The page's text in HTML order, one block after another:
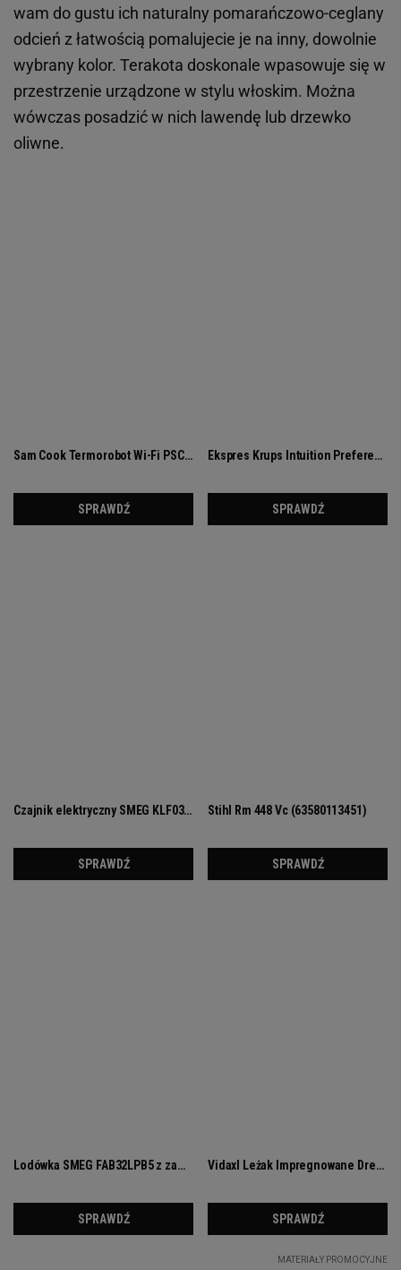
wam do gustu ich naturalny pomarańczowo-ceglany
odcień z łatwością pomalujecie je na inny, dowolnie
wybrany kolor. Terakota doskonale wpasowuje się w
przestrzenie urządzone w stylu włoskim. Można
wówczas posadzić w nich lawendę lub drzewko
oliwne.